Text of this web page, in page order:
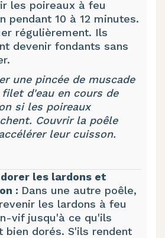
les poireaux à feu
pendant 10 à 12 minutes.
régulièrement. Ils
devenir fondants sans
une pincée de muscade
d'eau en cours de
si les poireaux
Couvrir la poêle
leur cuisson.
les lardons et
: Dans une autre poêle,
les lardons à feu
vif jusqu'à ce qu'ils
bien dorés. S'ils rendent